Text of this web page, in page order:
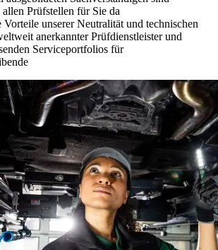
Prüfstellen für Sie da
Vorteile unserer Neutralität und technischen
anerkannter Prüfdienstleister und
Serviceportfolios für